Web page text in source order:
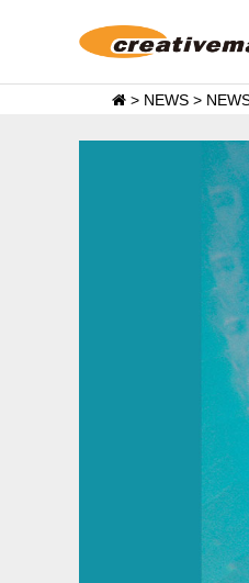
> NEWS >